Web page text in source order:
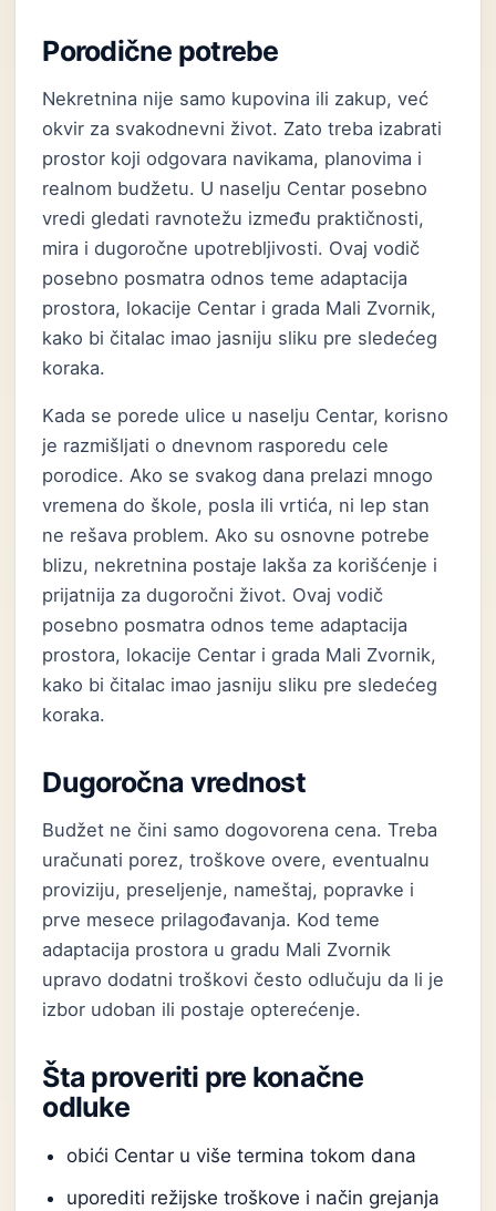
Porodične potrebe
Nekretnina nije samo kupovina ili zakup, već
okvir za svakodnevni život. Zato treba izabrati
prostor koji odgovara navikama, planovima i
realnom budžetu. U naselju Centar posebno
vredi gledati ravnotežu između praktičnosti,
mira i dugoročne upotrebljivosti. Ovaj vodič
posebno posmatra odnos teme adaptacija
prostora, lokacije Centar i grada Mali Zvornik,
kako bi čitalac imao jasniju sliku pre sledećeg
koraka.
Kada se porede ulice u naselju Centar, korisno
je razmišljati o dnevnom rasporedu cele
porodice. Ako se svakog dana prelazi mnogo
vremena do škole, posla ili vrtića, ni lep stan
ne rešava problem. Ako su osnovne potrebe
blizu, nekretnina postaje lakša za korišćenje i
prijatnija za dugoročni život. Ovaj vodič
posebno posmatra odnos teme adaptacija
prostora, lokacije Centar i grada Mali Zvornik,
kako bi čitalac imao jasniju sliku pre sledećeg
koraka.
Dugoročna vrednost
Budžet ne čini samo dogovorena cena. Treba
uračunati porez, troškove overe, eventualnu
proviziju, preseljenje, nameštaj, popravke i
prve mesece prilagođavanja. Kod teme
adaptacija prostora u gradu Mali Zvornik
upravo dodatni troškovi često odlučuju da li je
izbor udoban ili postaje opterećenje.
Šta proveriti pre konačne
odluke
obići Centar u više termina tokom dana
uporediti režijske troškove i način grejanja